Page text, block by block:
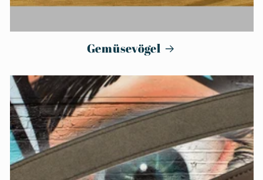
Gemüsevögel